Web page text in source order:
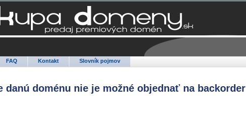
FAQ Kontakt Slovník pojmov
danú doménu nie je možné objednať na backorder